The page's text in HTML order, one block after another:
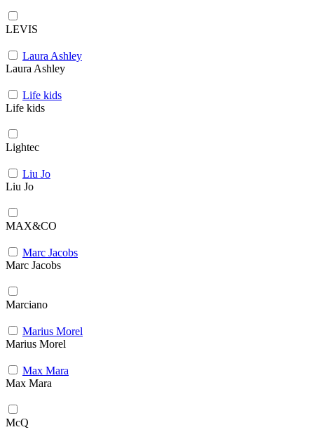
LEVIS
Laura Ashley
Laura Ashley
Life kids
Life kids
Lightec
Liu Jo
Liu Jo
MAX&CO
Marc Jacobs
Marc Jacobs
Marciano
Marius Morel
Marius Morel
Max Mara
Max Mara
McQ